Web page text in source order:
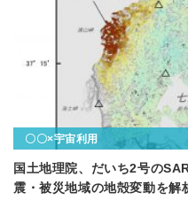
〇〇×宇宙利用
国土地理院、だいち2号の
震・被災地域の地殻変動を解